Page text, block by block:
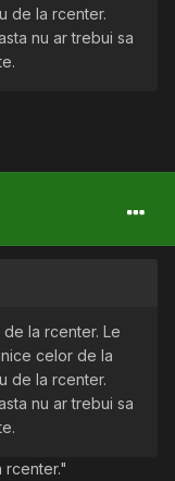
de la rcenter.
nu ar trebui sa
la rcenter. Le
celor de la
de la rcenter.
nu ar trebui sa
rcenter."